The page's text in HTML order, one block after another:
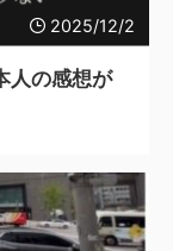
2025/12/2
人の感想が